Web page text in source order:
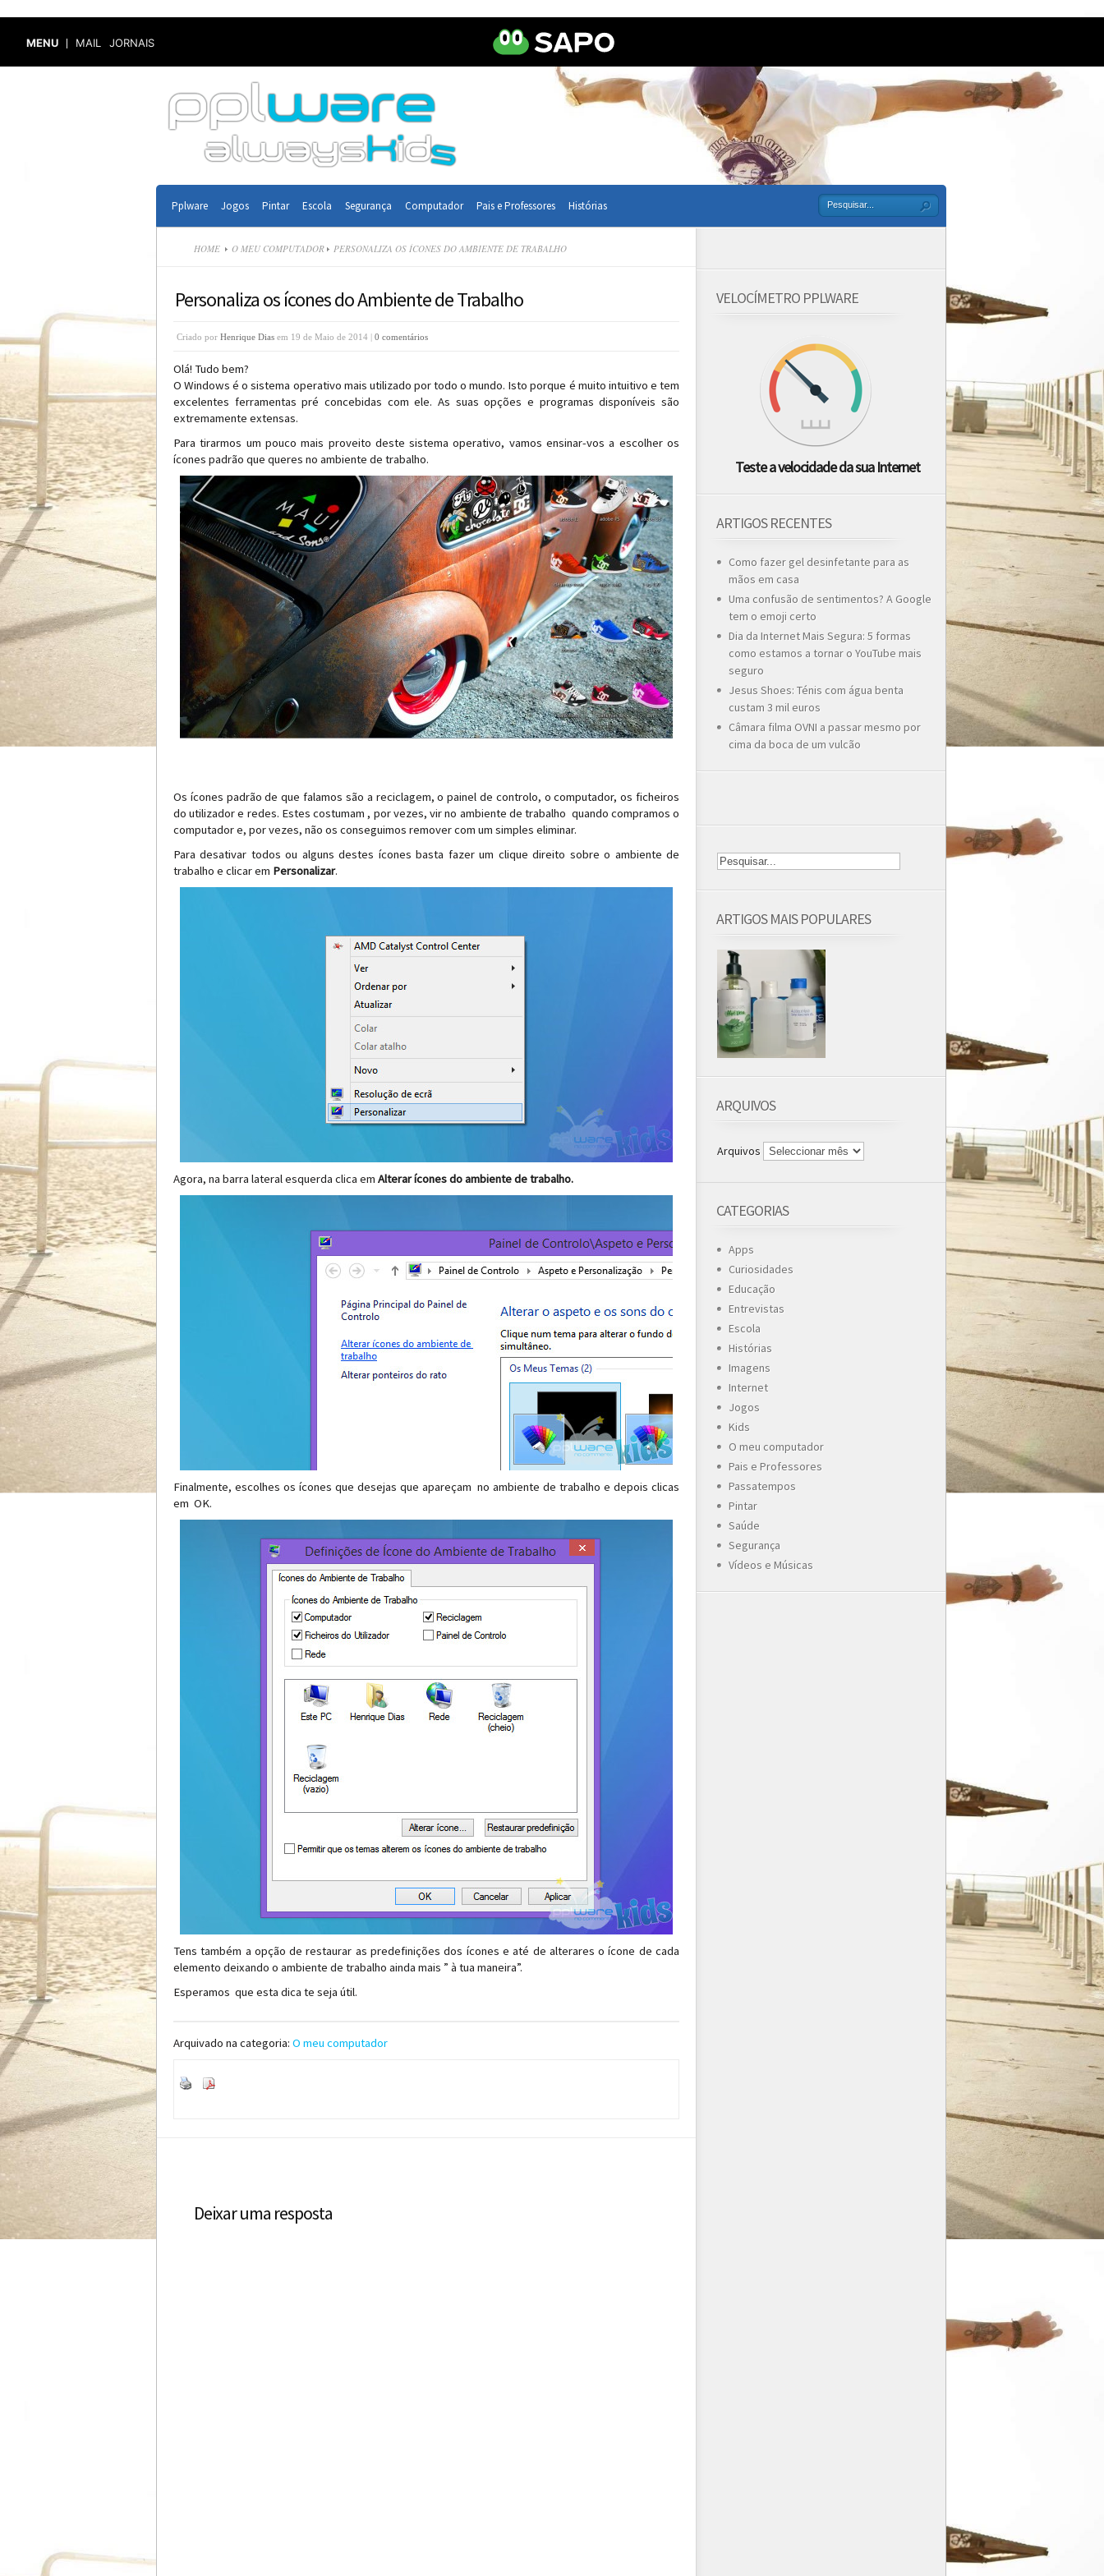
MENU MAIL JORNAIS
Pplware Jogos Pintar Escola Segurança Computador Pais e Professores Histórias
HOME O MEU COMPUTADOR PERSONALIZA OS ÍCONES DO AMBIENTE DE TRABALHO
Personaliza os ícones do Ambiente de Trabalho
Criado por Henrique Dias em 19 de Maio de 2014 | 0 comentários
Olá! Tudo bem?
O Windows é o sistema operativo mais utilizado por todo o mundo. Isto porque é muito intuitivo e tem
excelentes ferramentas pré concebidas com ele. As suas opções e programas disponíveis são
extremamente extensas.
Para tirarmos um pouco mais proveito deste sistema operativo, vamos ensinar-vos a escolher os
ícones padrão que queres no ambiente de trabalho.
Os ícones padrão de que falamos são a reciclagem, o painel de controlo, o computador, os ficheiros
do utilizador e redes. Estes costumam , por vezes, vir no ambiente de trabalho quando compramos o
computador e, por vezes, não os conseguimos remover com um simples eliminar.
Para desativar todos ou alguns destes ícones basta fazer um clique direito sobre o ambiente de
trabalho e clicar em Personalizar.
Agora, na barra lateral esquerda clica em Alterar ícones do ambiente de trabalho.
Finalmente, escolhes os ícones que desejas que apareçam no ambiente de trabalho e depois clicas
em OK.
Tens também a opção de restaurar as predefinições dos ícones e até de alterares o ícone de cada
elemento deixando o ambiente de trabalho ainda mais ” à tua maneira”.
Esperamos que esta dica te seja útil.
Arquivado na categoria: O meu computador
Deixar uma resposta
VELOCÍMETRO PPLWARE
Teste a velocidade da sua Internet
ARTIGOS RECENTES
Como fazer gel desinfetante para as
mãos em casa
Uma confusão de sentimentos? A Google
tem o emoji certo
Dia da Internet Mais Segura: 5 formas
como estamos a tornar o YouTube mais
seguro
Jesus Shoes: Ténis com água benta
custam 3 mil euros
Câmara filma OVNI a passar mesmo por
cima da boca de um vulcão
ARTIGOS MAIS POPULARES
ARQUIVOS
Arquivos
CATEGORIAS
Apps
Curiosidades
Educação
Entrevistas
Escola
Histórias
Imagens
Internet
Jogos
Kids
O meu computador
Pais e Professores
Passatempos
Pintar
Saúde
Segurança
Vídeos e Músicas